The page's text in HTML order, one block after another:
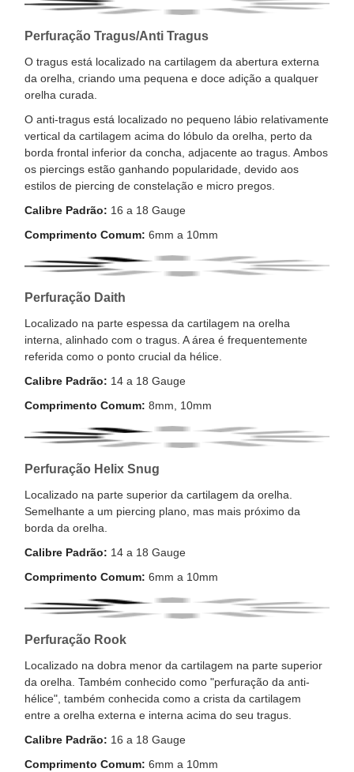
Perfuração Tragus/Anti Tragus
O tragus está localizado na cartilagem da abertura externa
da orelha, criando uma pequena e doce adição a qualquer
orelha curada.
O anti-tragus está localizado no pequeno lábio relativamente
vertical da cartilagem acima do lóbulo da orelha, perto da
borda frontal inferior da concha, adjacente ao tragus. Ambos
os piercings estão ganhando popularidade, devido aos
estilos de piercing de constelação e micro pregos.
Calibre Padrão: 16 a 18 Gauge
Comprimento Comum: 6mm a 10mm
Perfuração Daith
Localizado na parte espessa da cartilagem na orelha
interna, alinhado com o tragus. A área é frequentemente
referida como o ponto crucial da hélice.
Calibre Padrão: 14 a 18 Gauge
Comprimento Comum: 8mm, 10mm
Perfuração Helix Snug
Localizado na parte superior da cartilagem da orelha.
Semelhante a um piercing plano, mas mais próximo da
borda da orelha.
Calibre Padrão: 14 a 18 Gauge
Comprimento Comum: 6mm a 10mm
Perfuração Rook
Localizado na dobra menor da cartilagem na parte superior
da orelha. Também conhecido como "perfuração da anti-
hélice", também conhecida como a crista da cartilagem
entre a orelha externa e interna acima do seu tragus.
Calibre Padrão: 16 a 18 Gauge
Comprimento Comum: 6mm a 10mm